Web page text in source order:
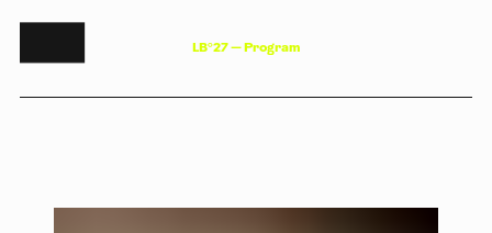
LB°27—Program